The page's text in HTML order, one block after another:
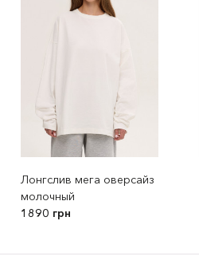
Лонгслив мега оверсайз
молочный
1890 грн